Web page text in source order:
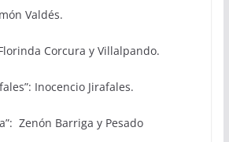
Valdés.
Corcura y Villalpando.
Inocencio Jirafales.
Zenón Barriga y Pesado